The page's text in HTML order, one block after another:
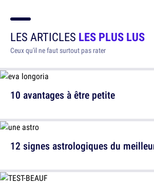
LES ARTICLES LES PLUS LUS
Ceux qu'il ne faut surtout pas rater
10 avantages à être petite
12 signes astrologiques du